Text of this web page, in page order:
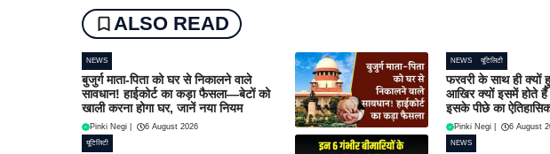
ALSO READ
NEWS
बुजुर्ग माता-पिता को घर से निकालने वाले
सावधान! हाईकोर्ट का कड़ा फैसला—बेटों को
खाली करना होगा घर, जानें नया नियम
Pinki Negi 6 August 2026
NEWS यूटिलिटी
फरवरी के साथ ही क्यों
आखिर क्यों इसमें होते हैं
इसके पीछे का
Pinki Negi 6 August
यूटिलिटी NEWS